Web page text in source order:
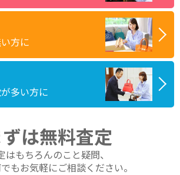
方に
多い方に
ずは無料査定
はもちろんのこと疑問、
もお気軽にご相談ください。